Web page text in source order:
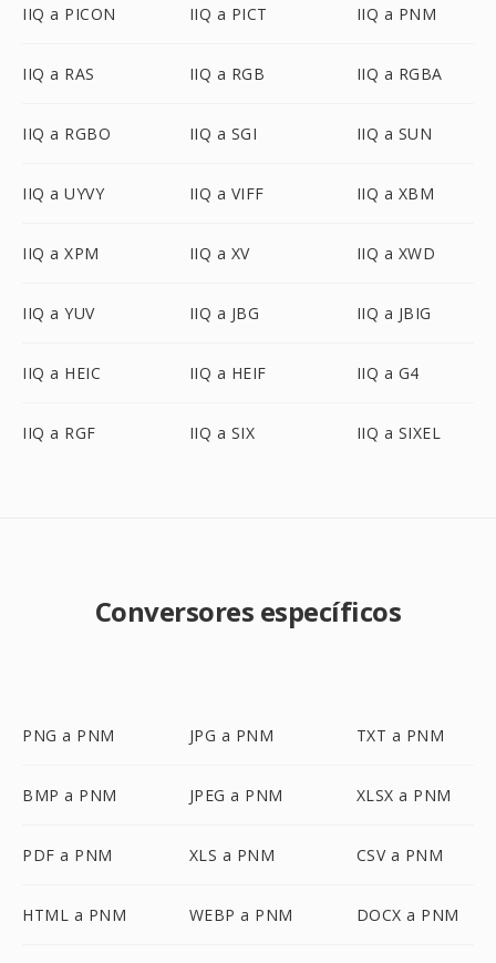
IIQ a PICON IIQ a PICT IIQ a PNM
IIQ a RAS IIQ a RGB IIQ a RGBA
IIQ a RGBO IIQ a SGI IIQ a SUN
IIQ a UYVY IIQ a VIFF IIQ a XBM
IIQ a XPM IIQ a XV IIQ a XWD
IIQ a YUV IIQ a JBG IIQ a JBIG
IIQ a HEIC IIQ a HEIF IIQ a G4
IIQ a RGF IIQ a SIX IIQ a SIXEL
Conversores específicos
PNG a PNM JPG a PNM TXT a PNM
BMP a PNM JPEG a PNM XLSX a PNM
PDF a PNM XLS a PNM CSV a PNM
HTML a PNM WEBP a PNM DOCX a PNM